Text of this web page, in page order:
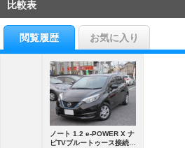
比較表
閲覧履歴 お気に入り
ノート 1.2 e-POWER X ナ
ビTVブルートゥース接続ア